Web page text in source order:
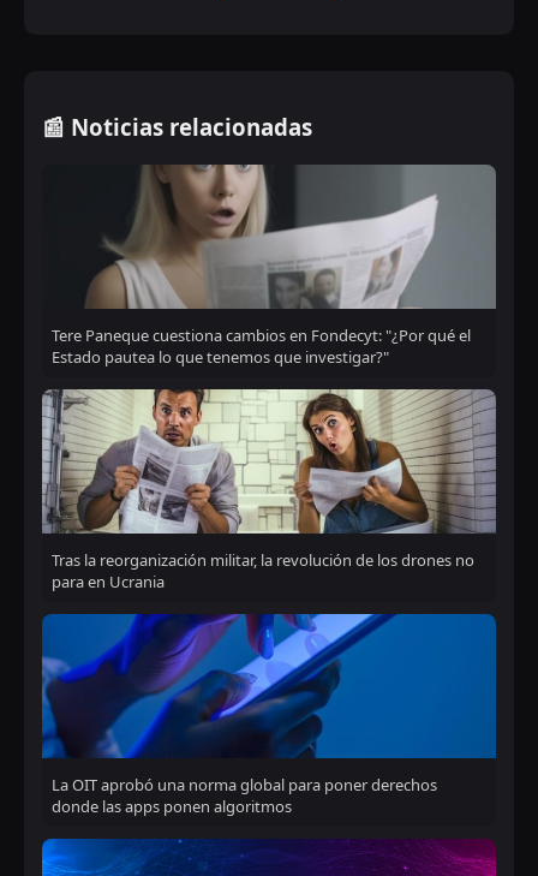
📰 Noticias relacionadas
Tere Paneque cuestiona cambios en Fondecyt: "¿Por qué el
Estado pautea lo que tenemos que investigar?"
Tras la reorganización militar, la revolución de los drones no
para en Ucrania
La OIT aprobó una norma global para poner derechos
donde las apps ponen algoritmos